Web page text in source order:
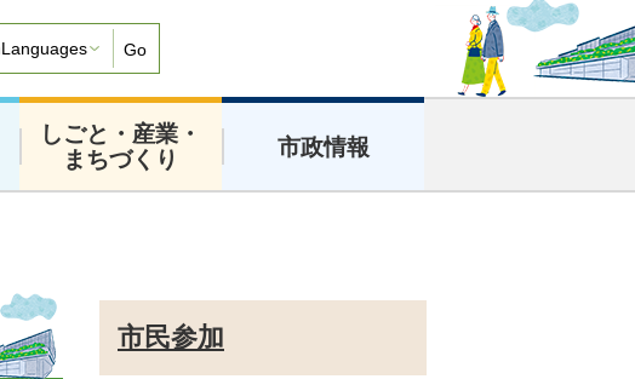
Go
しごと・産業・
まちづくり
市政情報
市民参加